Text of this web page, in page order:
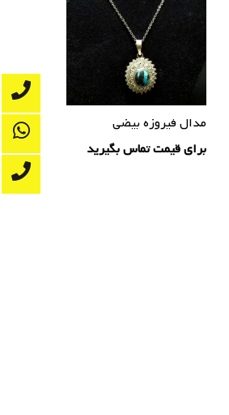
مدال فیروزه بیضی
برای قیمت تماس بگیرید